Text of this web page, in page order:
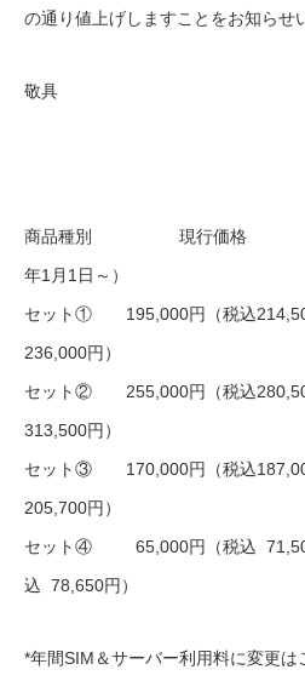
の通り値上げしますことをお知らせ
敬具
商品種別 現行価
年1月1日～）
セット① 195,000円（税込
236,000円）
セット② 255,000円（税込
313,500円）
セット③ 170,000円（税込
205,700円）
セット④ 65,000円（税込
込 78,650円）
*年間SIM＆サーバー利用料に変更は